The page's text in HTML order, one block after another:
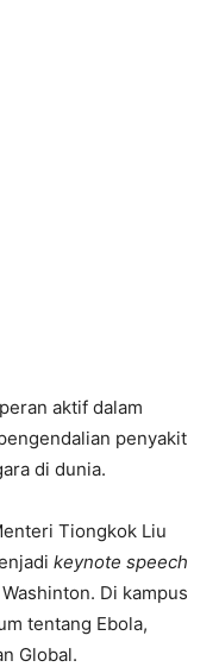
aktif dalam
penyakit
di dunia.
Tiongkok Liu
keynote speech
Washinton. Di kampus
tentang Ebola,
Global.